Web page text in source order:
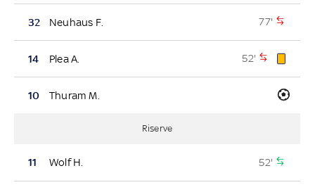
32 Neuhaus F. 77'
14 Plea A. 52'
10 Thuram M.
Riserve
11 Wolf H. 52'